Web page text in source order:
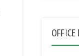
OFFICE